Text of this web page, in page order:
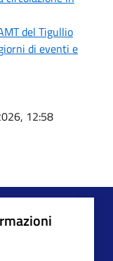
del Tigullio
di eventi e
12:58